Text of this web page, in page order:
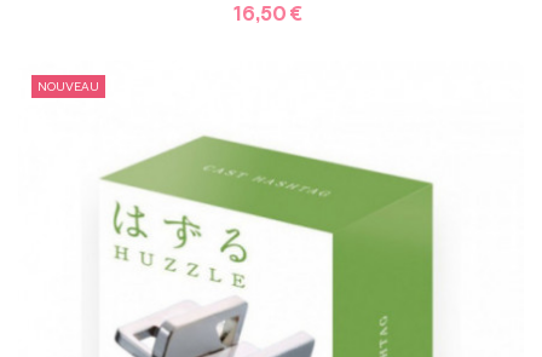
16,50 €
NOUVEAU